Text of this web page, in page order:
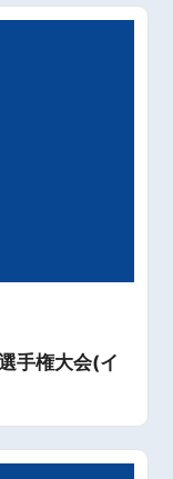
手権大会(イ